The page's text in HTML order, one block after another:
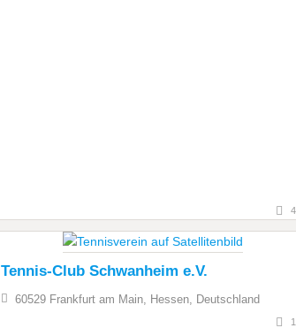
Tennis-Club Schwanheim e.V.
60529 Frankfurt am Main, Hessen, Deutschland